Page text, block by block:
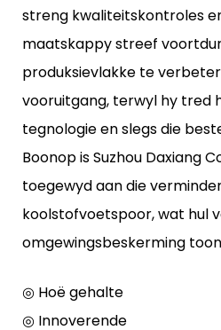
streng kwaliteitskontroles
maatskappy streef
produksievlakke te
vooruitgang, terwyl hy tred
tegnologie en slegs die
Boonop is Suzhou Daxiang
toegewyd aan die
koolstofvoetspoor, wat hul
omgewingsbeskerming
◎ Hoë gehalte
◎ Innoverende